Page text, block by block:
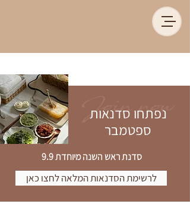
Join now
נפתחו סדנאות
ספטמבר
סדנת ראש השנה מיוחדת 9.9
לרשימת הסדנאות המלאה לחצו כאן